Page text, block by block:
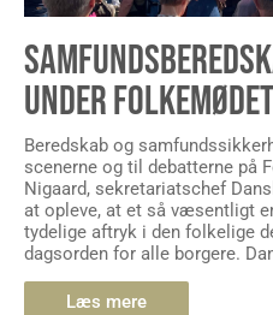
UNDER FOLKEMØDET
Beredskab og
scenerne og til debatterne på
Nigaard, sekretariatschef
at opleve, at et så væsentligt
tydelige aftryk i den folkelige
dagsorden for alle borgere.
Læs mere